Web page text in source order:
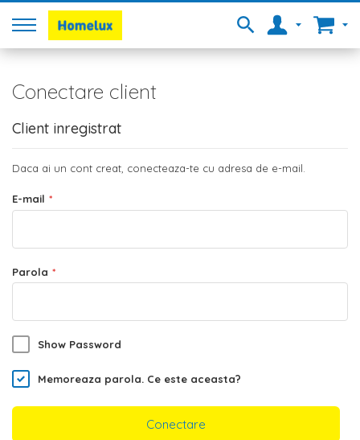
Conectare client
Client inregistrat
Daca ai un cont creat, conecteaza-te cu adresa de e-mail.
E-mail
Parola
Show Password
Memoreaza parola. Ce este aceasta?
Conectare